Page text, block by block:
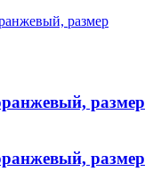
размер
размер